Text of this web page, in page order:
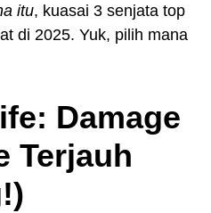
itu, kuasai 3 senjata top
di 2025. Yuk, pilih mana
Damage
Terjauh